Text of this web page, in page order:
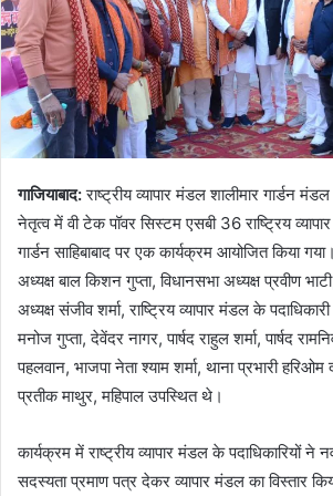
गाजियाबाद:राष्ट्रीय व्यापार मंडल शालीमार गार्डन
नेतृत्व में वी टेक पॉवर सिस्टम एसबी 36 राष्ट्रिय
गार्डन साहिबाबाद पर एक कार्यक्रम आयोजित किया
अध्यक्ष बाल किशन गुप्ता, विधानसभा अध्यक्ष प्रवीण
अध्यक्ष संजीव शर्मा, राष्ट्रिय व्यापार मंडल के
मनोज गुप्ता, देवेंदर नागर, पार्षद राहुल शर्मा, पार्षद
पहलवान, भाजपा नेता श्याम शर्मा, थाना प्रभारी हरिओम
प्रतीक माथुर, महिपाल उपस्थित थे।
कार्यक्रम में राष्ट्रीय व्यापार मंडल के पदाधिकारियों ने
सदस्यता प्रमाण पत्र देकर व्यापार मंडल का विस्तार